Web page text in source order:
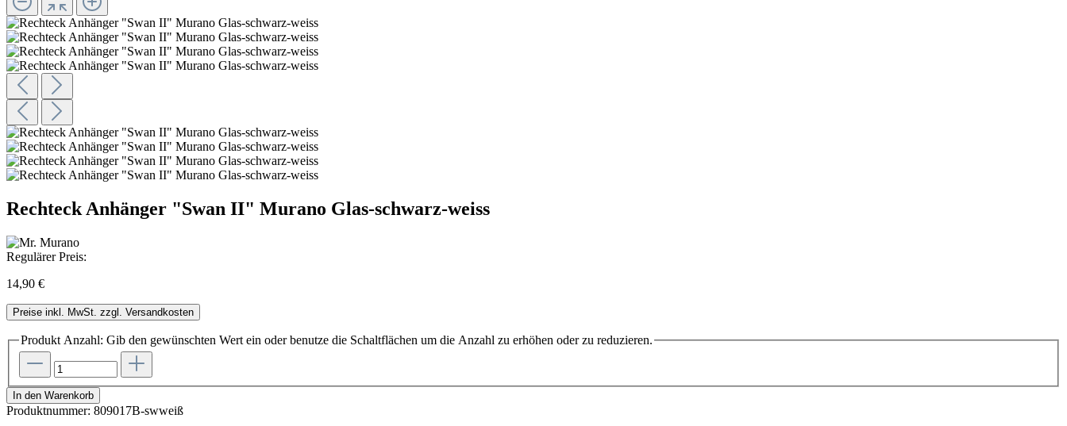
Rechteck Anhänger "Swan II" Murano Glas-schwarz-weiss
Regulärer Preis:
14,90 €
Preise inkl. MwSt. zzgl. Versandkosten
Produkt Anzahl: Gib den gewünschten Wert ein oder benutze die Schaltflächen um die Anzahl zu erhöhen oder zu reduzieren.
In den Warenkorb
Produktnummer: 809017B-swweiß